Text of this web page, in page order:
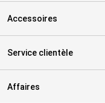
Accessoires
Service clientèle
Affaires